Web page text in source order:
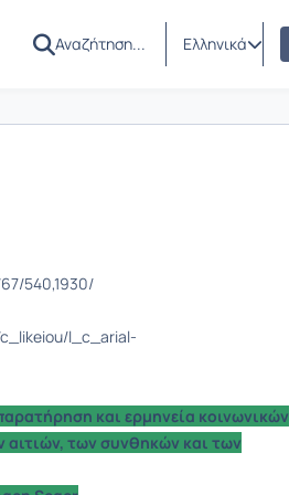
Ελληνικά
540,1930/
l_c_arial-
και ερμηνεία κοινωνικών
των συνθηκών και των